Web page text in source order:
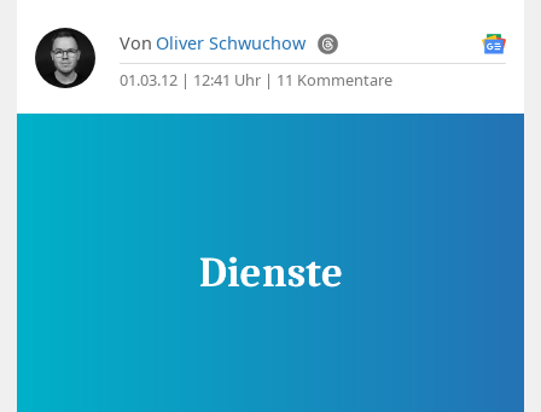
Von Oliver Schwuchow
01.03.12 | 12:41 Uhr | 11 Kommentare